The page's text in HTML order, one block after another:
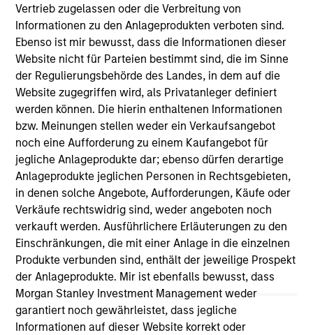
Vertrieb zugelassen oder die Verbreitung von
Informationen zu den Anlageprodukten verboten sind.
Ebenso ist mir bewusst, dass die Informationen dieser
Website nicht für Parteien bestimmt sind, die im Sinne
der Regulierungsbehörde des Landes, in dem auf die
Website zugegriffen wird, als Privatanleger definiert
werden können. Die hierin enthaltenen Informationen
bzw. Meinungen stellen weder ein Verkaufsangebot
noch eine Aufforderung zu einem Kaufangebot für
jegliche Anlageprodukte dar; ebenso dürfen derartige
Anlageprodukte jeglichen Personen in Rechtsgebieten,
in denen solche Angebote, Aufforderungen, Käufe oder
Verkäufe rechtswidrig sind, weder angeboten noch
verkauft werden. Ausführlichere Erläuterungen zu den
Einschränkungen, die mit einer Anlage in die einzelnen
Produkte verbunden sind, enthält der jeweilige Prospekt
der Anlageprodukte. Mir ist ebenfalls bewusst, dass
Morgan Stanley Investment Management weder
garantiert noch gewährleistet, dass jegliche
Informationen auf dieser Website korrekt oder
As of July 25, 2025. The above is provided for informational
and educational purposes only. There is no guarantee that
the investment mentioned resulted in positive performance
(for realized holdings), or will perform well in the future (for
current holdings). The trademarks and service marks above
are the property of their respective owners. The information
on this website has not been authorized, sponsored, or
otherwise approved by such owners. By clicking on any
links shown here, you agree that you are navigating to a
third party site. We are providing these hyperlinks to you
only as a convenience and the inclusion of any hyperlink is
not and does not imply any endorsement, approval,
investigation, verification or monitoring by us of any
information contained in any hyperlinked site. In no event
shall we be responsible for the information contained on
the site or your use of such site.